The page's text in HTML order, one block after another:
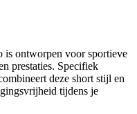
is ontworpen voor sportieve
prestaties. Specifiek
deze short stijl en
tijdens je